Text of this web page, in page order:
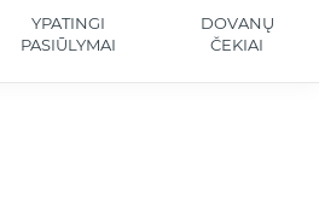
YPATINGI
PASIŪLYMAI
DOVANŲ
ČEKIAI